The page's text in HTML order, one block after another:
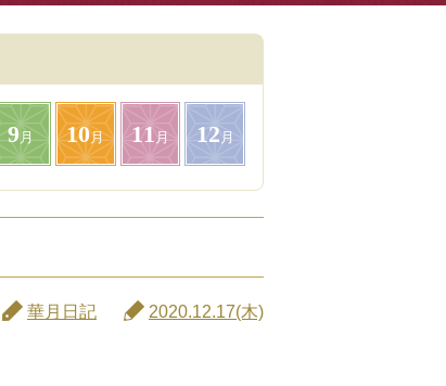
9月 10月 11 月 12 月
華月日記 2020.12.17(木)